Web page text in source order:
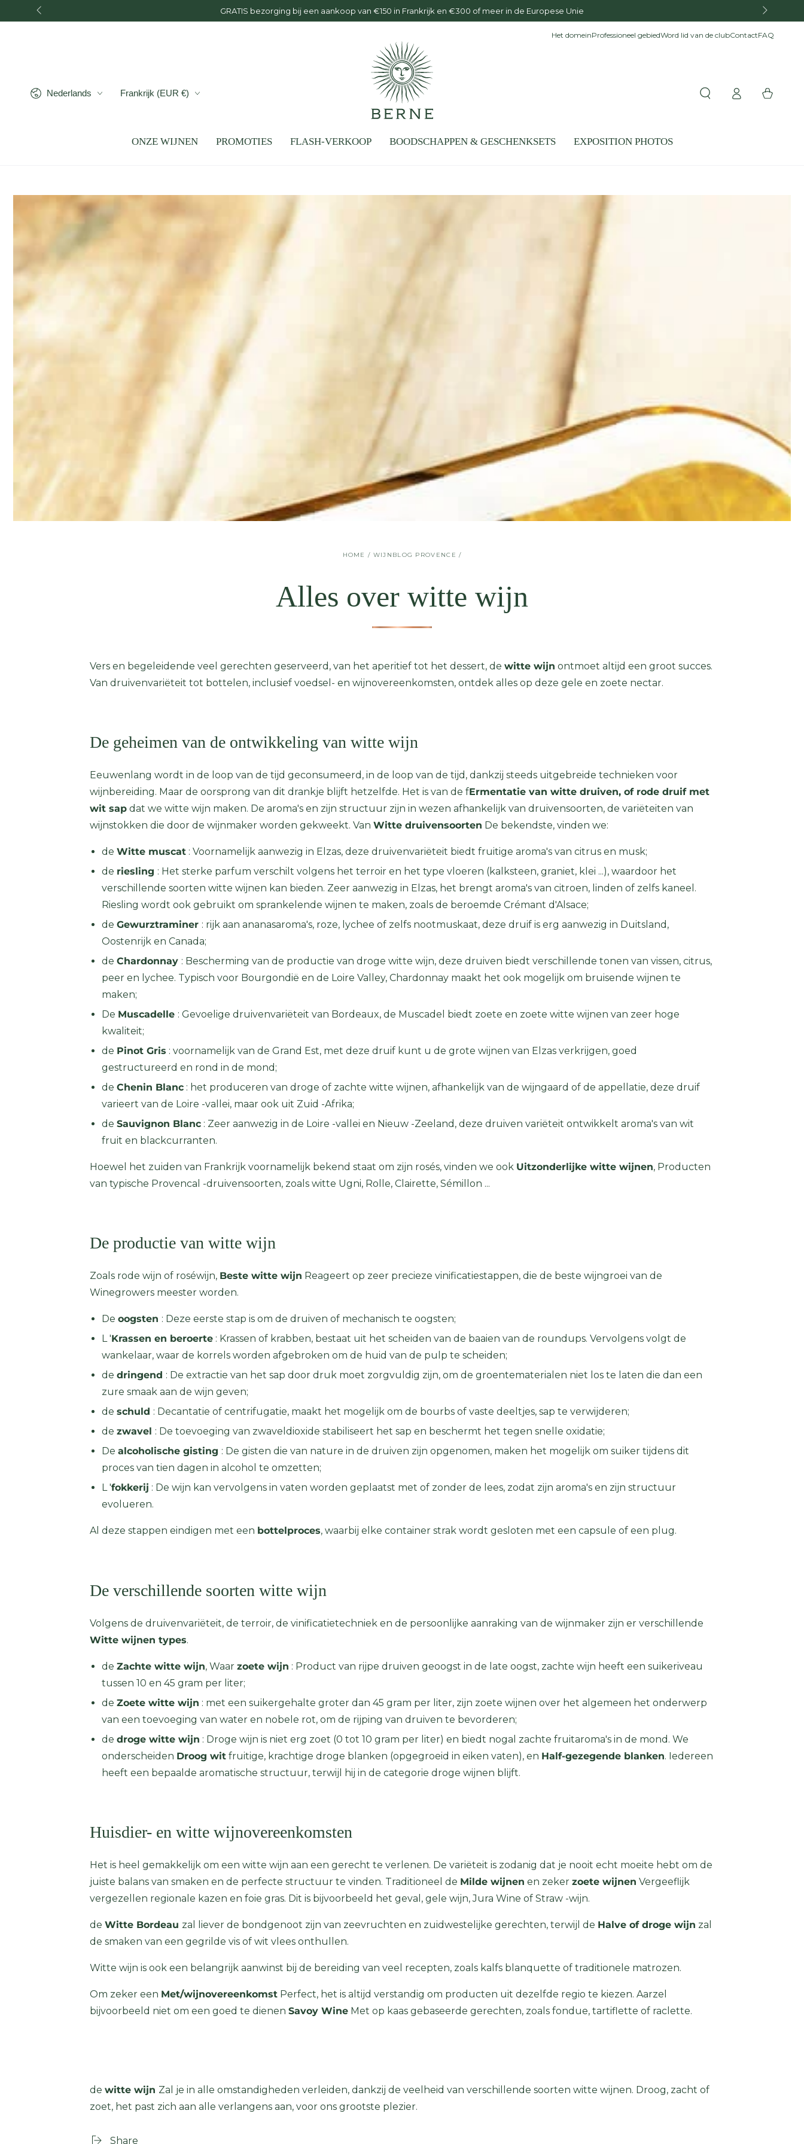
GA NAAR INHOUD GRATIS bezorging bij een aankoop van €150 in Frankrijk en €300 of meer in de Europese Unie
Het domeinProfessioneel gebiedWord lid van de clubContactFAQ
TaalNederlands Land/regio
Frankrijk (EUR €)
ONZE WIJNEN PROMOTIES FLASH-VERKOOP BOODSCHAPPEN & GESCHENKSETS EXPOSITION PHOTOS
Inloggen
Winkelwagen
HOME / WIJNBLOG PROVENCE /
Alles over witte wijn
Vers en begeleidende veel gerechten geserveerd, van het aperitief tot het dessert, de witte wijn ontmoet altijd een groot succes.
Van druivenvariëteit tot bottelen, inclusief voedsel- en wijnovereenkomsten, ontdek alles op deze gele en zoete nectar.
De geheimen van de ontwikkeling van witte wijn
Eeuwenlang wordt in de loop van de tijd geconsumeerd, in de loop van de tijd, dankzij steeds uitgebreide technieken voor
wijnbereiding. Maar de oorsprong van dit drankje blijft hetzelfde. Het is van de fErmentatie van witte druiven, of rode druif met
wit sap dat we witte wijn maken. De aroma's en zijn structuur zijn in wezen afhankelijk van druivensoorten, de variëteiten van
wijnstokken die door de wijnmaker worden gekweekt. Van Witte druivensoorten De bekendste, vinden we:
de Witte muscat : Voornamelijk aanwezig in Elzas, deze druivenvariëteit biedt fruitige aroma's van citrus en musk;
de riesling : Het sterke parfum verschilt volgens het terroir en het type vloeren (kalksteen, graniet, klei ...), waardoor het
verschillende soorten witte wijnen kan bieden. Zeer aanwezig in Elzas, het brengt aroma's van citroen, linden of zelfs kaneel.
Riesling wordt ook gebruikt om sprankelende wijnen te maken, zoals de beroemde Crémant d'Alsace;
de Gewurztraminer : rijk aan ananasaroma's, roze, lychee of zelfs nootmuskaat, deze druif is erg aanwezig in Duitsland,
Oostenrijk en Canada;
de Chardonnay : Bescherming van de productie van droge witte wijn, deze druiven biedt verschillende tonen van vissen, citrus,
peer en lychee. Typisch voor Bourgondië en de Loire Valley, Chardonnay maakt het ook mogelijk om bruisende wijnen te
maken;
De Muscadelle : Gevoelige druivenvariëteit van Bordeaux, de Muscadel biedt zoete en zoete witte wijnen van zeer hoge
kwaliteit;
de Pinot Gris : voornamelijk van de Grand Est, met deze druif kunt u de grote wijnen van Elzas verkrijgen, goed
gestructureerd en rond in de mond;
de Chenin Blanc : het produceren van droge of zachte witte wijnen, afhankelijk van de wijngaard of de appellatie, deze druif
varieert van de Loire -vallei, maar ook uit Zuid -Afrika;
de Sauvignon Blanc : Zeer aanwezig in de Loire -vallei en Nieuw -Zeeland, deze druiven variëteit ontwikkelt aroma's van wit
fruit en blackcurranten.
Hoewel het zuiden van Frankrijk voornamelijk bekend staat om zijn rosés, vinden we ook Uitzonderlijke witte wijnen, Producten
van typische Provencal -druivensoorten, zoals witte Ugni, Rolle, Clairette, Sémillon ...
De productie van witte wijn
Zoals rode wijn of roséwijn, Beste witte wijn Reageert op zeer precieze vinificatiestappen, die de beste wijngroei van de
Winegrowers meester worden.
De oogsten : Deze eerste stap is om de druiven of mechanisch te oogsten;
L 'Krassen en beroerte : Krassen of krabben, bestaat uit het scheiden van de baaien van de roundups. Vervolgens volgt de
wankelaar, waar de korrels worden afgebroken om de huid van de pulp te scheiden;
de dringend : De extractie van het sap door druk moet zorgvuldig zijn, om de groentematerialen niet los te laten die dan een
zure smaak aan de wijn geven;
de schuld : Decantatie of centrifugatie, maakt het mogelijk om de bourbs of vaste deeltjes, sap te verwijderen;
de zwavel : De toevoeging van zwaveldioxide stabiliseert het sap en beschermt het tegen snelle oxidatie;
De alcoholische gisting : De gisten die van nature in de druiven zijn opgenomen, maken het mogelijk om suiker tijdens dit
proces van tien dagen in alcohol te omzetten;
L 'fokkerij : De wijn kan vervolgens in vaten worden geplaatst met of zonder de lees, zodat zijn aroma's en zijn structuur
evolueren.
Al deze stappen eindigen met een bottelproces, waarbij elke container strak wordt gesloten met een capsule of een plug.
De verschillende soorten witte wijn
Volgens de druivenvariëteit, de terroir, de vinificatietechniek en de persoonlijke aanraking van de wijnmaker zijn er verschillende
Witte wijnen types.
de Zachte witte wijn, Waar zoete wijn : Product van rijpe druiven geoogst in de late oogst, zachte wijn heeft een suikeriveau
tussen 10 en 45 gram per liter;
de Zoete witte wijn : met een suikergehalte groter dan 45 gram per liter, zijn zoete wijnen over het algemeen het onderwerp
van een toevoeging van water en nobele rot, om de rijping van druiven te bevorderen;
de droge witte wijn : Droge wijn is niet erg zoet (0 tot 10 gram per liter) en biedt nogal zachte fruitaroma's in de mond. We
onderscheiden Droog wit fruitige, krachtige droge blanken (opgegroeid in eiken vaten), en Half-gezegende blanken. Iedereen
heeft een bepaalde aromatische structuur, terwijl hij in de categorie droge wijnen blijft.
Huisdier- en witte wijnovereenkomsten
Het is heel gemakkelijk om een ​​witte wijn aan een gerecht te verlenen. De variëteit is zodanig dat je nooit echt moeite hebt om de
juiste balans van smaken en de perfecte structuur te vinden. Traditioneel de Milde wijnen en zeker zoete wijnen Vergeeflijk
vergezellen regionale kazen en foie gras. Dit is bijvoorbeeld het geval, gele wijn, Jura Wine of Straw -wijn.
de Witte Bordeau zal liever de bondgenoot zijn van zeevruchten en zuidwestelijke gerechten, terwijl de Halve of droge wijn zal
de smaken van een gegrilde vis of wit vlees onthullen.
Witte wijn is ook een belangrijk aanwinst bij de bereiding van veel recepten, zoals kalfs blanquette of traditionele matrozen.
Om zeker een Met/wijnovereenkomst Perfect, het is altijd verstandig om producten uit dezelfde regio te kiezen. Aarzel
bijvoorbeeld niet om een ​​goed te dienen Savoy Wine Met op kaas gebaseerde gerechten, zoals fondue, tartiflette of raclette.
de witte wijn Zal je in alle omstandigheden verleiden, dankzij de veelheid van verschillende soorten witte wijnen. Droog, zacht of
zoet, het past zich aan alle verlangens aan, voor ons grootste plezier.
Share